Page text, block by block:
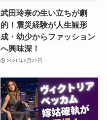
武田玲奈の生い立ちが劇
的！震災経験が人生観形
成・幼少からファッション
へ興味深！
2026年2月22日